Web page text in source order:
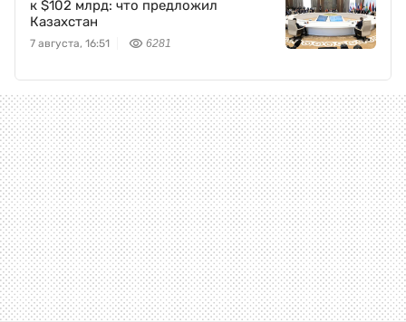
к $102 млрд: что предложил
Казахстан
7 августа, 16:51 6281